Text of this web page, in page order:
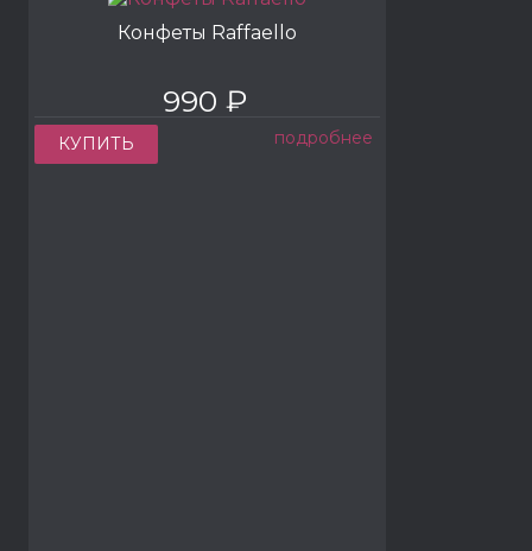
Конфеты Raffaello
990 ₽
КУПИТЬ подробнее